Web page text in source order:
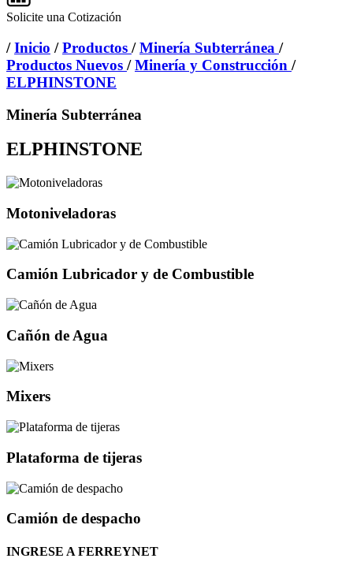
Solicite una Cotización
/Inicio /Productos /Minería Subterránea /
Productos Nuevos /Minería y Construcción /
ELPHINSTONE
Minería Subterránea
ELPHINSTONE
Motoniveladoras
Camión Lubricador y de Combustible
Cañón de Agua
Mixers
Plataforma de tijeras
Camión de despacho
INGRESE A FERREYNET